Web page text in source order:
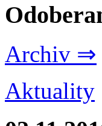
Archiv ⇒
Aktuality